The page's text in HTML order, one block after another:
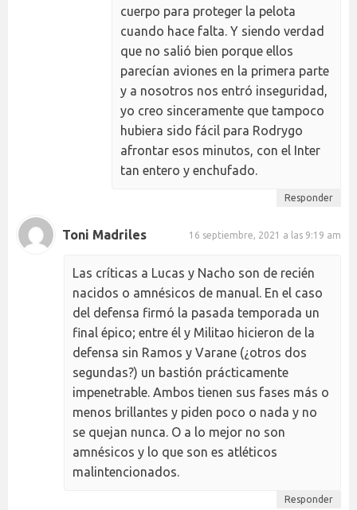
cuerpo para proteger la pelota
cuando hace falta. Y siendo verdad
que no salió bien porque ellos
parecían aviones en la primera parte
y a nosotros nos entró inseguridad,
yo creo sinceramente que tampoco
hubiera sido fácil para Rodrygo
afrontar esos minutos, con el Inter
tan entero y enchufado.
Responder
Toni Madriles 16 septiembre, 2021 a las 9:19 am
Las críticas a Lucas y Nacho son de recién
nacidos o amnésicos de manual. En el caso
del defensa firmó la pasada temporada un
final épico; entre él y Militao hicieron de la
defensa sin Ramos y Varane (¿otros dos
segundas?) un bastión prácticamente
impenetrable. Ambos tienen sus fases más o
menos brillantes y piden poco o nada y no
se quejan nunca. O a lo mejor no son
amnésicos y lo que son es atléticos
malintencionados.
Responder